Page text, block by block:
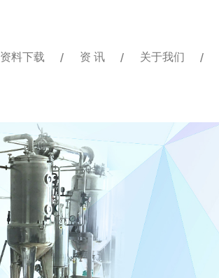
资料下载 资 讯 关于我们